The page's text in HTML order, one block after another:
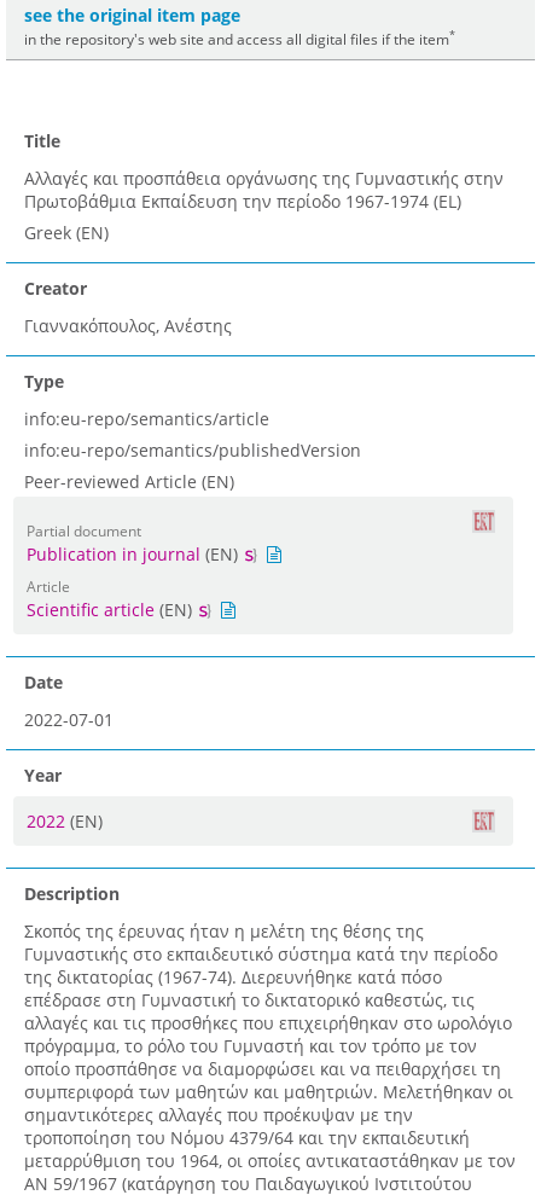
see the original item page
in the repository's web site and access all digital files if the item*
Title
Αλλαγές και προσπάθεια οργάνωσης της Γυμναστικής στην
Πρωτοβάθμια Εκπαίδευση την περίοδο 1967-1974 (EL)
Greek (EN)
Creator
Γιαννακόπουλος, Ανέστης
Type
info:eu-repo/semantics/article
info:eu-repo/semantics/publishedVersion
Peer-reviewed Article (EN)
Partial document
Publication in journal (EN)
Article
Scientific article (EN)
Date
2022-07-01
Year
2022 (EN)
Description
Σκοπός της έρευνας ήταν η μελέτη της θέσης της
Γυμναστικής στο εκπαιδευτικό σύστημα κατά την περίοδο
της δικτατορίας (1967-74). Διερευνήθηκε κατά πόσο
επέδρασε στη Γυμναστική το δικτατορικό καθεστώς, τις
αλλαγές και τις προσθήκες που επιχειρήθηκαν στο ωρολόγιο
πρόγραμμα, το ρόλο του Γυμναστή και τον τρόπο με τον
οποίο προσπάθησε να διαμορφώσει και να πειθαρχήσει τη
συμπεριφορά των μαθητών και μαθητριών. Μελετήθηκαν οι
σημαντικότερες αλλαγές που προέκυψαν με την
τροποποίηση του Νόμου 4379/64 και την εκπαιδευτική
μεταρρύθμιση του 1964, οι οποίες αντικαταστάθηκαν με τον
ΑΝ 59/1967 (κατάργηση του Παιδαγωγικού Ινστιτούτου